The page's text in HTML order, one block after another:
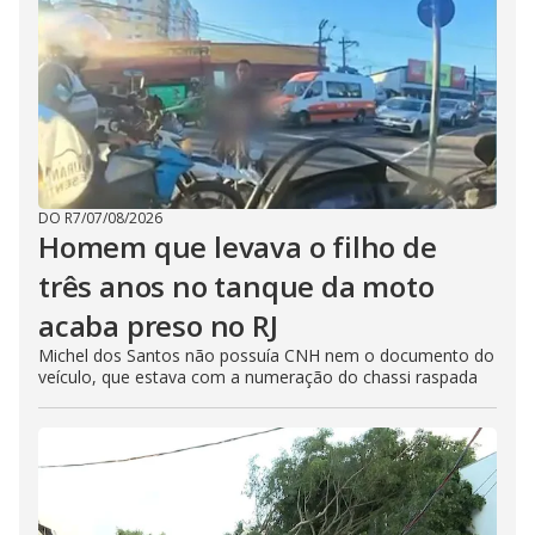
DO R7/07/08/2026
Homem que levava o filho de
três anos no tanque da moto
acaba preso no RJ
Michel dos Santos não possuía CNH nem o documento do
veículo, que estava com a numeração do chassi raspada